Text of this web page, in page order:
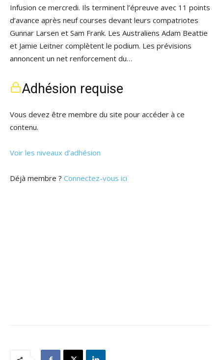
Infusion ce mercredi. Ils terminent l’épreuve avec 11 points
d’avance après neuf courses devant leurs compatriotes
Gunnar Larsen et Sam Frank. Les Australiens Adam Beattie
et Jamie Leitner complètent le podium. Les prévisions
annoncent un net renforcement du…
Adhésion requise
Vous devez être membre du site pour accéder à ce
contenu.
Voir les niveaux d’adhésion
Déjà membre ? Connectez-vous ici